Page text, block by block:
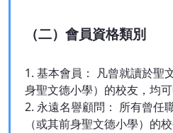
（二）會員資格類別
1. 基本會員： 凡曾就讀於聖
身聖文德小學）的校友，均可
2. 永遠名譽顧問： 所有曾任
（或其前身聖文德小學）的